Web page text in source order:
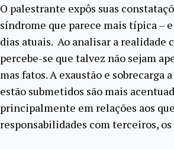
O palestrante expôs suas
síndrome que parece mais típica – e
dias atuais. Ao analisar a realidade
percebe-se que talvez não sejam
mas fatos. A exaustão e sobrecarga
estão submetidos são mais
principalmente em relações aos
responsabilidades com terceiros,